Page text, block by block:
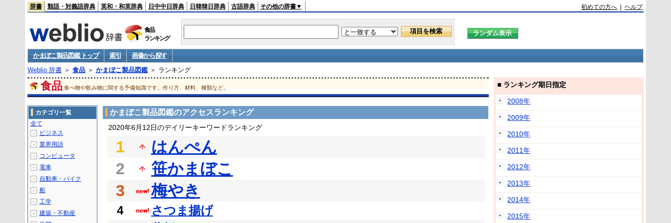
辞書 類語・対義語辞典 英和・和英辞典 日中中日辞典 日韓韓日辞典 古語辞典 その他の辞書▼ 初めての方へ |ヘルプ
食品
ランキング
かまぼこ製品図鑑 トップ 索引
画像から探す
Weblio 辞書＞ 食品＞ かまぼこ製品図鑑＞ ランキング
食品 食べ物や飲み物に関する予備知識です。作り方、材料、種類など。
かまぼこ製品図鑑のアクセスランキング
2020年6月12日のデイリーキーワードランキング
1
はんぺん
2
笹かまぼこ
3
梅やき
4
さつま揚げ
カテゴリ一覧
全て
＋ ビジネス
＋ 業界用語
＋ コンピュータ
＋ 電車
＋ 自動車・バイク
＋ 船
＋ 工学
＋ 建築・不動産
■ ランキング期日指定
2008年
2009年
2010年
2011年
2012年
2013年
2014年
2015年